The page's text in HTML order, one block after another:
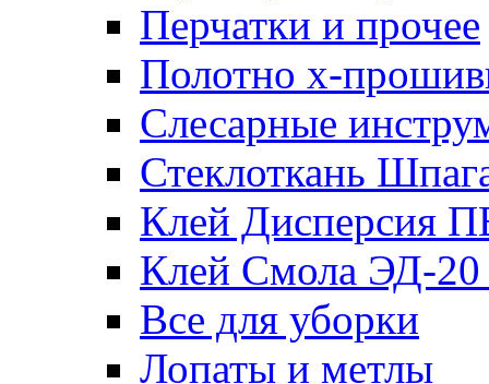
Перчатки и прочее
Полотно х-
Слесарные
Стеклоткань
Клей Дисперсия
Клей Смола ЭД-20
Все для уборки
Лопаты и метлы